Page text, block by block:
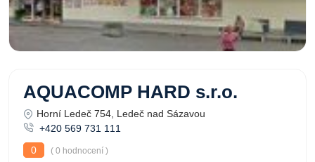
AQUACOMP HARD s.r.o.
Horní Ledeč 754, Ledeč nad Sázavou
+420 569 731 111
0
( 0 hodnocení )